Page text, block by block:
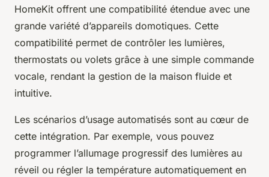
HomeKit offrent une compatibilité étendue avec une
grande variété d’appareils domotiques. Cette
compatibilité permet de contrôler les lumières,
thermostats ou volets grâce à une simple commande
vocale, rendant la gestion de la maison fluide et
intuitive.
Les scénarios d’usage automatisés sont au cœur de
cette intégration. Par exemple, vous pouvez
programmer l’allumage progressif des lumières au
réveil ou régler la température automatiquement en